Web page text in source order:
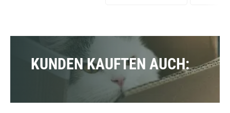
KUNDEN KAUFTEN AUCH: